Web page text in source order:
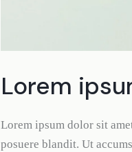
Lorem
Lorem ipsum dolor sit
posuere blandit. Ut